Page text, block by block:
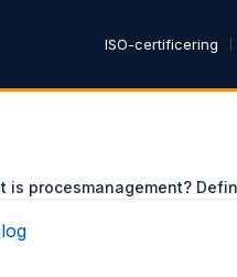
ISO-certificering
is procesmanagement?